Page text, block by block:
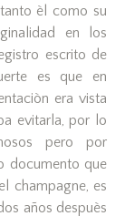
èl como su
en los
escrito de
es que en
era vista
evitarla, por lo
pero por
documento que
champagne, es
años despuès